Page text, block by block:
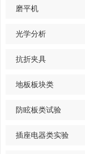
磨平机
光学分析
抗折夹具
地板板块类
防眩板类试验
插座电器类实验